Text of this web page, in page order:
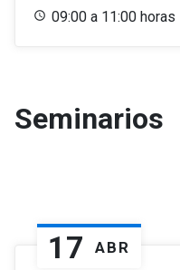
09:00 a 11:00 horas
Seminarios
17 ABR